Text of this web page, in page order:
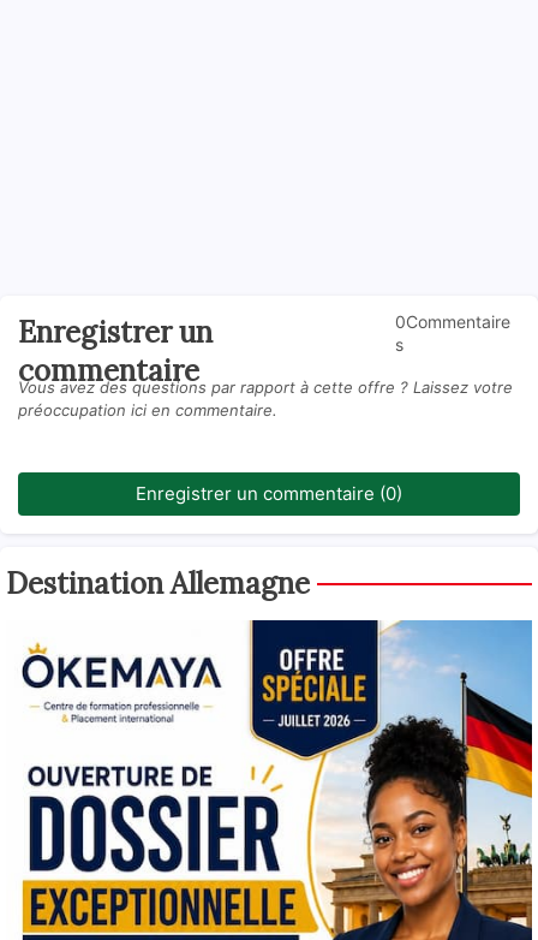
Enregistrer un
commentaire
0Commentaire
s
Vous avez des questions par rapport à cette offre ? Laissez votre
préoccupation ici en commentaire.
Enregistrer un commentaire (0)
Destination Allemagne